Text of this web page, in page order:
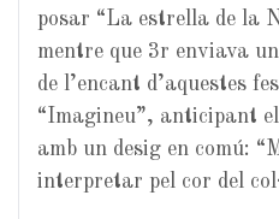
posar “La estrella de la
mentre que 3r enviava
de l’encant d’aquestes
“Imagineu”, anticipant
amb un desig en comú:
interpretar pel cor del